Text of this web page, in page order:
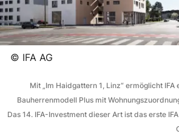
© IFA AG
Mit „Im Haidgattern 1, Linz“ ermöglicht IFA
Bauherrenmodell Plus mit
Das 14. IFA-Investment dieser Art ist das erste